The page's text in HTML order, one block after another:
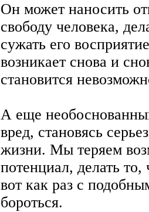
Он может наносить
свободу человека,
сужать его
возникает снова и
становится
А еще
вред, становясь
жизни. Мы теряем
потенциал, делать
вот как раз с
бороться.